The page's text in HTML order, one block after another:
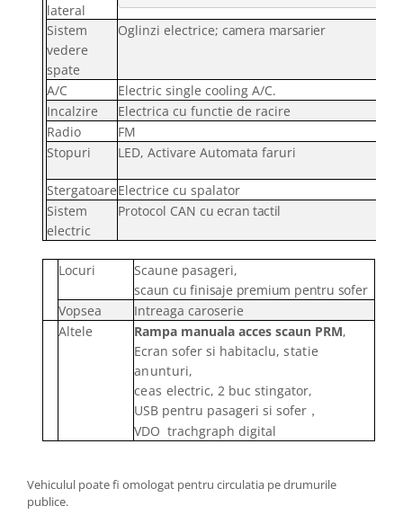
lateral
Sistem
vedere
spate
Oglinzi electrice; camera marsarier
A/C
Electric single cooling A/C.
Incalzire
Electrica cu functie de racire
Radio
FM
Stopuri
LED, Activare Automata faruri
StergatoareElectrice cu spalator
Sistem
electric
Protocol CAN cu ecran tactil
Locuri
Scaune pasageri,
scaun cu finisaje premium pentru sofer
Vopsea
Intreaga caroserie
Altele
Rampa manuala acces scaun PRM,
Ecran sofer si habitaclu, statie
anunturi,
ceas electric, 2 buc stingator,
USB pentru pasageri si sofer ，
VDO trachgraph digital
Vehiculul poate fi omologat pentru circulatia pe drumurile
publice.